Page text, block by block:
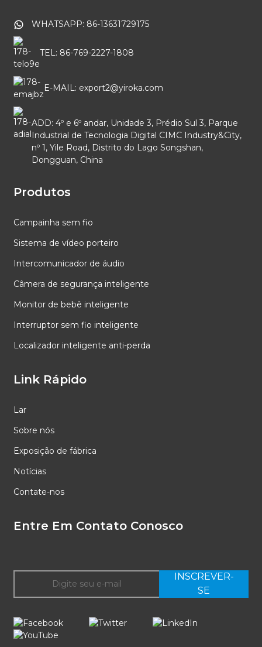
WHATSAPP: 86-13631729175
TEL: 86-769-2227-1808
E-MAIL: export2@yiroka.com
ADD: 4º e 6º andar, Unidade 3, Prédio Sul 3, Parque
Industrial de Tecnologia Digital CIMC Industry&City,
nº 1, Yile Road, Distrito do Lago Songshan,
Dongguan, China
Produtos
Campainha sem fio
Sistema de vídeo porteiro
Intercomunicador de áudio
Câmera de segurança inteligente
Monitor de bebê inteligente
Interruptor sem fio inteligente
Localizador inteligente anti-perda
Link Rápido
Lar
Sobre nós
Exposição de fábrica
Notícias
Contate-nos
Entre Em Contato Conosco
INSCREVER-
SE